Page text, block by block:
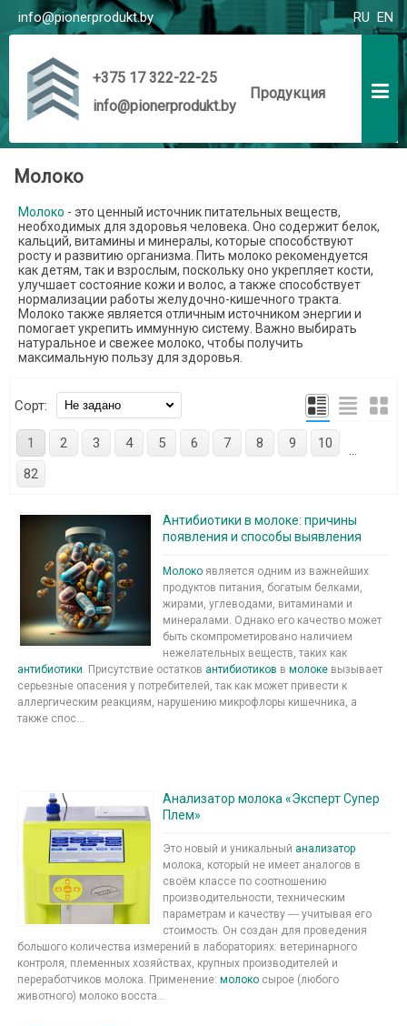
info@pionerprodukt.by RU EN
+375 17 322-22-25
info@pionerprodukt.by
Продукция
Молоко
Молоко - это ценный источник питательных веществ,
необходимых для здоровья человека. Оно содержит белок,
кальций, витамины и минералы, которые способствуют
росту и развитию организма. Пить молоко рекомендуется
как детям, так и взрослым, поскольку оно укрепляет кости,
улучшает состояние кожи и волос, а также способствует
нормализации работы желудочно-кишечного тракта.
Молоко также является отличным источником энергии и
помогает укрепить иммунную систему. Важно выбирать
натуральное и свежее молоко, чтобы получить
максимальную пользу для здоровья.
Сорт:
1 2 3 4 5 6 7 8 9 10
...
82
Антибиотики в молоке: причины
появления и способы выявления
Молоко является одним из важнейших
продуктов питания, богатым белками,
жирами, углеводами, витаминами и
минералами. Однако его качество может
быть скомпрометировано наличием
нежелательных веществ, таких как
антибиотики . Присутствие остатков антибиотиков в молоке вызывает
серьезные опасения у потребителей, так как может привести к
аллергическим реакциям, нарушению микрофлоры кишечника, а
также спос...
Анализатор молока «Эксперт Супер
Плем»
Это новый и уникальный анализатор
молока, который не имеет аналогов в
своём классе по соотношению
производительности, техническим
параметрам и качеству ― учитывая его
стоимость. Он создан для проведения
большого количества измерений в лабораториях: ветеринарного
контроля, племенных хозяйствах, крупных производителей и
переработчиков молока. Применение: молоко сырое (любого
животного) молоко восста...